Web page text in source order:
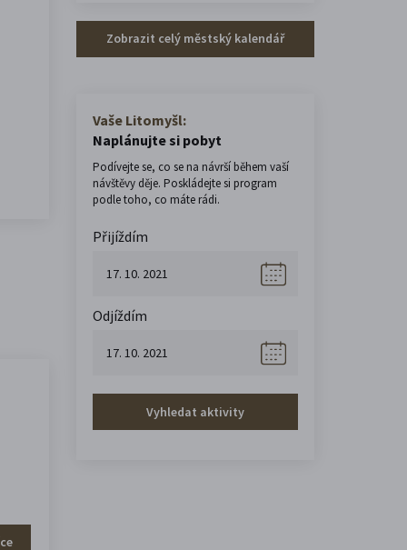
Zobrazit celý městský kalendář
Vaše Litomyšl:
Naplánujte si pobyt
Podívejte se, co se na návrší během vaší
návštěvy děje. Poskládejte si program
podle toho, co máte rádi.
Přijíždím
Odjíždím
Vyhledat aktivity